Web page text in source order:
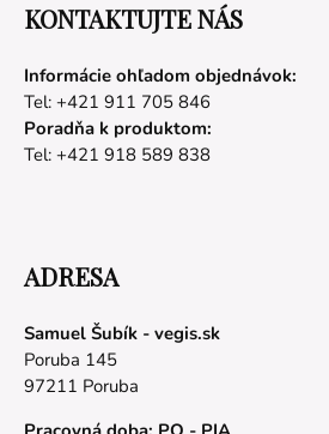
KONTAKTUJTE NÁS
Informácie ohľadom objednávok:
Tel: +421 911 705 846
Poradňa k produktom:
Tel: +421 918 589 838
ADRESA
Samuel Šubík - vegis.sk
Poruba 145
97211 Poruba